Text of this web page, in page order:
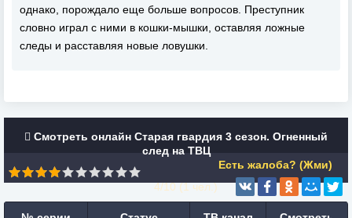
однако, порождало еще больше вопросов. Преступник
словно играл с ними в кошки-мышки, оставляя ложные
следы и расставляя новые ловушки.
Смотреть онлайн Старая гвардия 3 сезон. Огненный
след на ТВЦ
Есть жалоба? (Жми)
4/10 (1чел.)